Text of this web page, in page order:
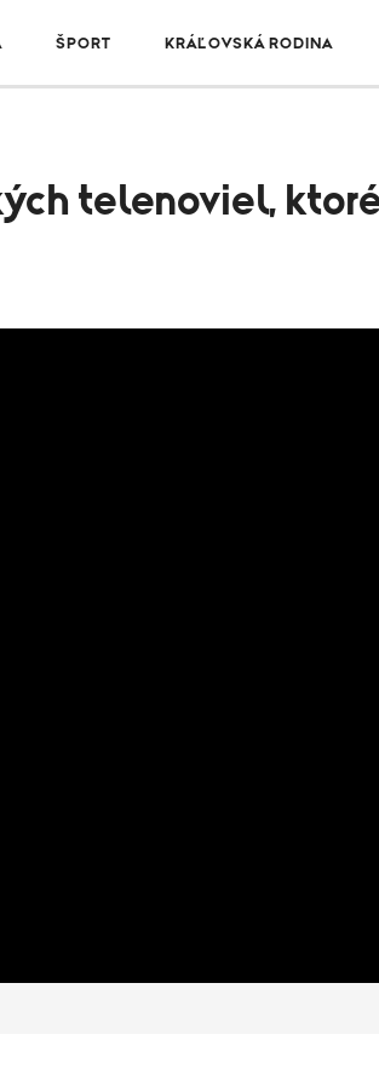
ŠPORT KRÁĽOVSKÁ RODINA
telenoviel,